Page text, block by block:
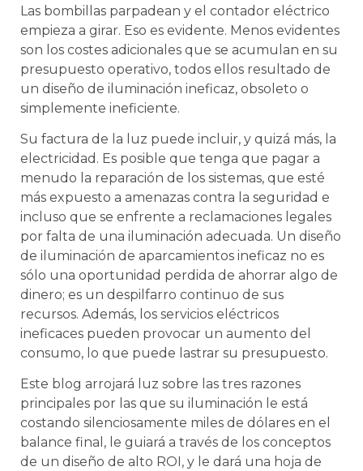
Las bombillas parpadean y el contador eléctrico
empieza a girar. Eso es evidente. Menos evidentes
son los costes adicionales que se acumulan en su
presupuesto operativo, todos ellos resultado de
un diseño de iluminación ineficaz, obsoleto o
simplemente ineficiente.
Su factura de la luz puede incluir, y quizá más, la
electricidad. Es posible que tenga que pagar a
menudo la reparación de los sistemas, que esté
más expuesto a amenazas contra la seguridad e
incluso que se enfrente a reclamaciones legales
por falta de una iluminación adecuada. Un diseño
de iluminación de aparcamientos ineficaz no es
sólo una oportunidad perdida de ahorrar algo de
dinero; es un despilfarro continuo de sus
recursos. Además, los servicios eléctricos
ineficaces pueden provocar un aumento del
consumo, lo que puede lastrar su presupuesto.
Este blog arrojará luz sobre las tres razones
principales por las que su iluminación le está
costando silenciosamente miles de dólares en el
balance final, le guiará a través de los conceptos
de un diseño de alto ROI, y le dará una hoja de